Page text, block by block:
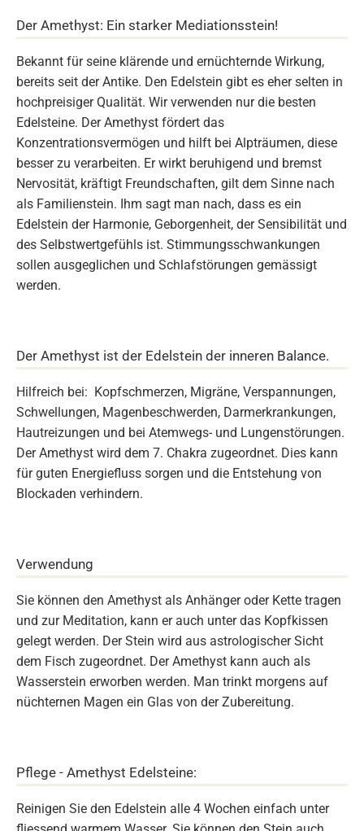
Der Amethyst: Ein starker Mediationsstein!
Bekannt für seine klärende und ernüchternde Wirkung,
bereits seit der Antike. Den Edelstein gibt es eher selten in
hochpreisiger Qualität. Wir verwenden nur die besten
Edelsteine. Der Amethyst fördert das
Konzentrationsvermögen und hilft bei Alpträumen, diese
besser zu verarbeiten. Er wirkt beruhigend und bremst
Nervosität, kräftigt Freundschaften, gilt dem Sinne nach
als Familienstein. Ihm sagt man nach, dass es ein
Edelstein der Harmonie, Geborgenheit, der Sensibilität und
des Selbstwertgefühls ist. Stimmungsschwankungen
sollen ausgeglichen und Schlafstörungen gemässigt
werden.
Der Amethyst ist der Edelstein der inneren Balance.
Hilfreich bei: Kopfschmerzen, Migräne, Verspannungen,
Schwellungen, Magenbeschwerden, Darmerkrankungen,
Hautreizungen und bei Atemwegs- und Lungenstörungen.
Der Amethyst wird dem 7. Chakra zugeordnet. Dies kann
für guten Energiefluss sorgen und die Entstehung von
Blockaden verhindern.
Verwendung
Sie können den Amethyst als Anhänger oder Kette tragen
und zur Meditation, kann er auch unter das Kopfkissen
gelegt werden. Der Stein wird aus astrologischer Sicht
dem Fisch zugeordnet. Der Amethyst kann auch als
Wasserstein erworben werden. Man trinkt morgens auf
nüchternen Magen ein Glas von der Zubereitung.
Pflege - Amethyst Edelsteine:
Reinigen Sie den Edelstein alle 4 Wochen einfach unter